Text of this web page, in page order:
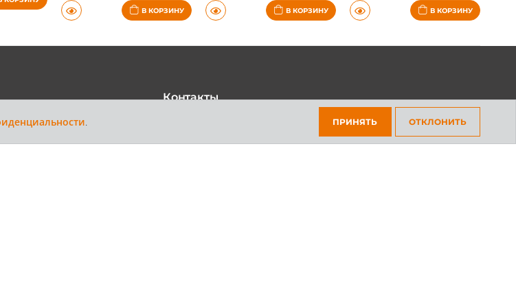
. ПРИНЯТЬ ОТКЛОНИТЬ
В КОРЗИНУ В КОРЗИНУ В КОРЗИНУ
Контакты
Контакты
+7 /800/301-97-01